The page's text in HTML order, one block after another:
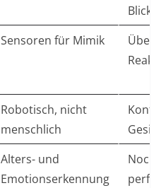
Blick
Sensoren für Mimik
Robotisch, nicht
menschlich
Alters- und
Emotionserkennung
Noch